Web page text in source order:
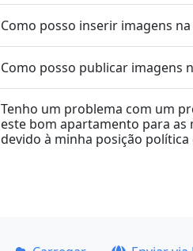
Como posso inserir imagens
Como posso publicar imagens
Tenho um problema com um
este bom apartamento para
devido à minha posição